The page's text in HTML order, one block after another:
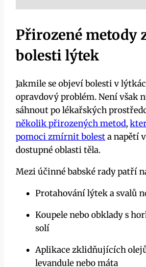
Přirozené metody
bolesti lýtek
Jakmile se objeví bolesti v
opravdový problém. Není však
sáhnout po lékařských
několik přirozených metod,
pomoci zmírnit bolesta napětí
dostupné oblasti ⁤těla.
Mezi účinné babské rady patří
Protahování lýtek a ⁣svalů
Koupele nebo⁤ obklady s
solí
Aplikace zklidňujících
levandule nebo máta